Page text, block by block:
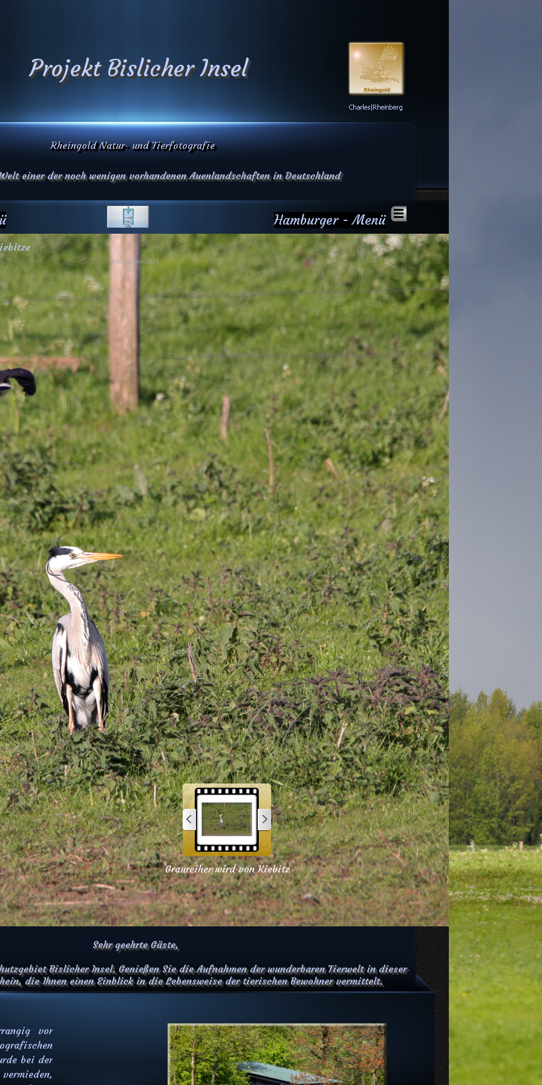
Hamburger - Menü
Projekt Bislicher Insel
einer der noch wenigen vorhandenen Auenlandschaften in Deutschland
Rheingold Natur- und Tierfotografie
Bislicher Insel 2024
Graureiher wird von Kiebitzen verjagt
vor
bei der
Sehr geehrte Gäste,
Bislicher Insel. Genießen Sie die Aufnahmen der wunderbaren Tierwelt in dieser
die Ihnen einen Einblick in die Lebensweise der tierischen Bewohner vermittelt.